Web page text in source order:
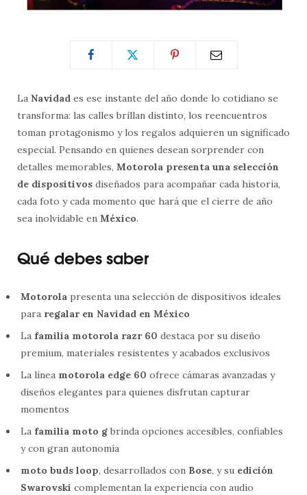
La Navidad es ese instante del año donde lo cotidiano se
transforma: las calles brillan distinto, los reencuentros
toman protagonismo y los regalos adquieren un significado
especial. Pensando en quienes desean sorprender con
detalles memorables, Motorola presenta una selección
de dispositivos diseñados para acompañar cada historia,
cada foto y cada momento que hará que el cierre de año
sea inolvidable en México.
Qué debes saber
Motorola presenta una selección de dispositivos ideales
para regalar en Navidad en México
La familia motorola razr 60 destaca por su diseño
premium, materiales resistentes y acabados exclusivos
La línea motorola edge 60 ofrece cámaras avanzadas y
diseños elegantes para quienes disfrutan capturar
momentos
La familia moto g brinda opciones accesibles, confiables
y con gran autonomía
moto buds loop, desarrollados con Bose, y su edición
Swarovski complementan la experiencia con audio